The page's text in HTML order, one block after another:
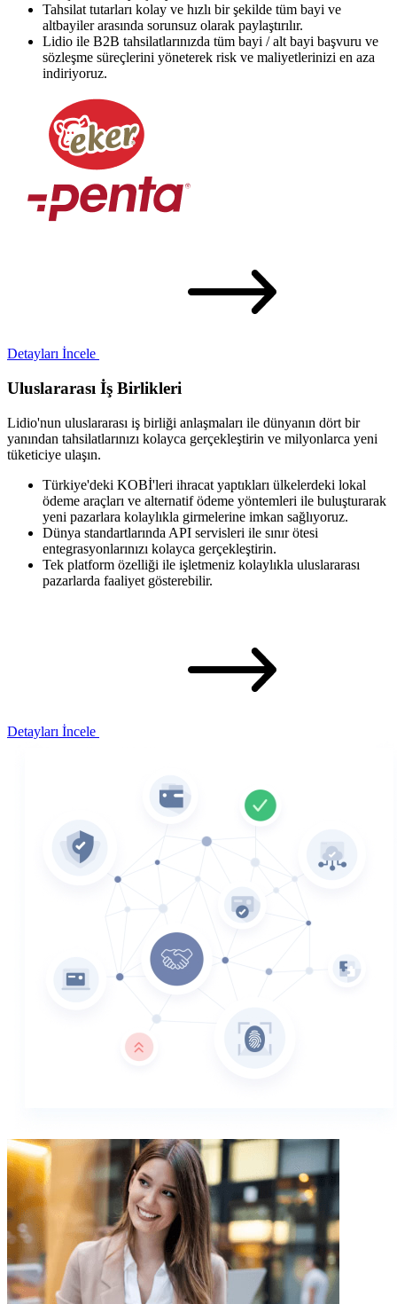
Tahsilat tutarları kolay ve hızlı bir şekilde tüm bayi ve
altbayiler arasında sorunsuz olarak paylaştırılır.
Lidio ile B2B tahsilatlarınızda tüm bayi / alt bayi başvuru ve
sözleşme süreçlerini yöneterek risk ve maliyetlerinizi en aza
indiriyoruz.
Detayları İncele
Uluslararası İş Birlikleri
Lidio'nun uluslararası iş birliği anlaşmaları ile dünyanın dört bir
yanından tahsilatlarınızı kolayca gerçekleştirin ve milyonlarca yeni
tüketiciye ulaşın.
Türkiye'deki KOBİ'leri ihracat yaptıkları ülkelerdeki lokal
ödeme araçları ve alternatif ödeme yöntemleri ile buluşturarak
yeni pazarlara kolaylıkla girmelerine imkan sağlıyoruz.
Dünya standartlarında API servisleri ile sınır ötesi
entegrasyonlarınızı kolayca gerçekleştirin.
Tek platform özelliği ile işletmeniz kolaylıkla uluslararası
pazarlarda faaliyet gösterebilir.
Detayları İncele